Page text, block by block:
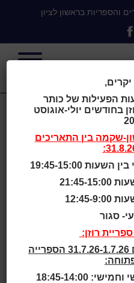
והספריות בראשון לציון
ב-
הפעילות של כותר
בחודשים יולי-אוגוסט
שקמה בין התאריכים
19:45-15:00
15:00
9:00
סגור
רוזן:
בחודש יולי- בין התאריכים 31.7.26-1.7.26 הספרייה
18:45-14:00